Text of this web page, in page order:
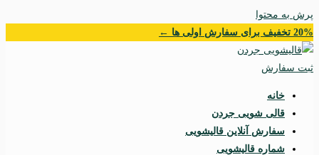
پرش به محتوا
20% تخفیف برای سفارش اولی ها ←
ثبت سفارش
خانه
قالی شویی جردن
سفارش آنلاین قالیشویی
شماره قالیشویی